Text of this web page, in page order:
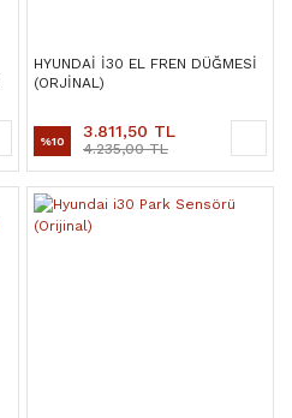
HYUNDAİ İ30 EL FREN DÜĞMESİ
(ORJİNAL)
%10 3.811,50 TL
4.235,00 TL